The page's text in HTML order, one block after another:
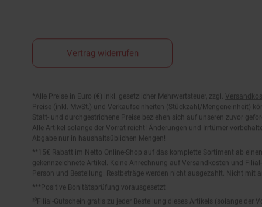
Vertrag widerrufen
Fußnoten
Alle Artikel solange der Vorrat reicht! Änderungen und Irrtümer
**15€ Rabatt im Netto Online-Shop auf das komplette Sortiment ab
Person und Bestellung. Restbeträge werden nicht ausgezahlt. Nicht mit
***Positive Bonitätsprüfung vorausgesetzt
²⁰Filial-Gutschein gratis zu jeder Bestellung dieses Artikels (solange
gekauften Artikels zu entnehmen. Vervielfältigung jeglicher Art nicht